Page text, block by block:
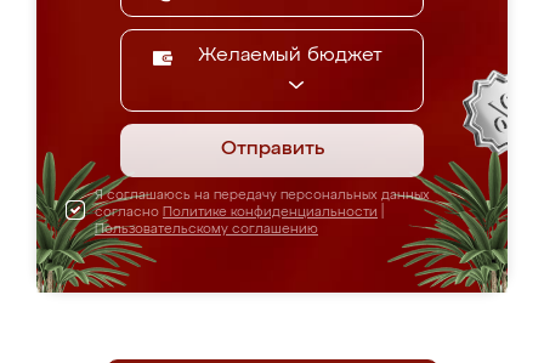
Желаемый бюджет
Отправить
Я соглашаюсь на передачу персональных данных
согласно Политике конфиденциальности
Пользовательскому соглашению